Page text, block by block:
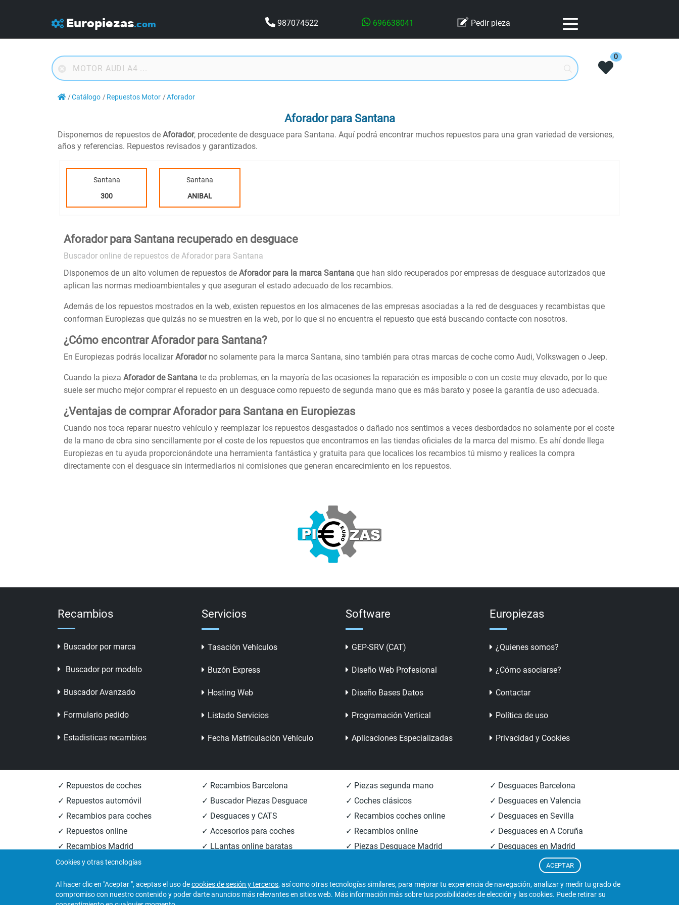
Europiezas.com 987074522 696638041 Pedir pieza
0
Catálogo Repuestos Motor Aforador
Aforadorpara Santana
Disponemos de repuestos de Aforador, procedente de desguace para Santana. Aquí podrá encontrar muchos repuestos para una gran variedad de versiones,
años y referencias. Repuestos revisados y garantizados.
Santana
300
Santana
ANIBAL
Aforador para Santana recuperado en desguace
Buscador online de repuestos de Aforador para Santana
Disponemos de un alto volumen de repuestos de Aforador para la marca Santana que han sido recuperados por empresas de desguace autorizados que
aplican las normas medioambientales y que aseguran el estado adecuado de los recambios.
Además de los repuestos mostrados en la web, existen repuestos en los almacenes de las empresas asociadas a la red de desguaces y recambistas que
conforman Europiezas que quizás no se muestren en la web, por lo que si no encuentra el repuesto que está buscando contacte con nosotros.
¿Cómo encontrar Aforador para Santana?
En Europiezas podrás localizarAforadorno solamente para la marca Santana, sino también para otras marcas de coche como Audi, Volkswagen o Jeep.
Cuando la pieza Aforador de Santana te da problemas, en la mayoría de las ocasiones la reparación es imposible o con un coste muy elevado, por lo que
suele ser mucho mejor comprar el repuesto en un desguace como repuesto de segunda mano que es más barato y posee la garantía de uso adecuada.
¿Ventajas de comprar Aforador para Santana en Europiezas
Cuando nos toca reparar nuestro vehículo y reemplazar los repuestos desgastados o dañado nos sentimos a veces desbordados no solamente por el coste
de la mano de obra sino sencillamente por el coste de los repuestos que encontramos en las tiendas oficiales de la marca del mismo. Es ahí donde llega
Europiezas en tu ayuda proporcionándote una herramienta fantástica y gratuita para que localices los recambios tú mismo y realices la compra
directamente con el desguace sin intermediarios ni comisiones que generan encarecimiento en los repuestos.
Recambios
Buscador por marca
Buscador por modelo
Buscador Avanzado
Formulario pedido
Estadisticas recambios
Servicios
Tasación Vehículos
Buzón Express
Hosting Web
Listado Servicios
Fecha Matriculación Vehículo
Software
GEP-SRV (CAT)
Diseño Web Profesional
Diseño Bases Datos
Programación Vertical
Aplicaciones Especializadas
Europiezas
¿Quienes somos?
¿Cómo asociarse?
Contactar
Política de uso
Privacidad y Cookies
✓ Repuestos de coches
✓ Repuestos automóvil
✓ Recambios para coches
✓ Repuestos online
✓ Recambios Madrid
✓ Recambios Valencia
✓ Recambios Barcelona
✓ Buscador Piezas Desguace
✓ Desguaces y CATS
✓ Accesorios para coches
✓ LLantas online baratas
✓ Piezas segunda mano
✓ Coches clásicos
✓ Recambios coches online
✓ Recambios online
✓ Piezas Desguace Madrid
✓ Desguaces Barcelona
✓ Desguaces en Valencia
✓ Desguaces en Sevilla
✓ Desguaces en A Coruña
✓ Desguaces en Madrid
✓ Informacion Desguaces
© 2026 Central Desguaces Europiezas
Cookies y otras tecnologías ACEPTAR
Al hacer clic en "Aceptar ", aceptas el uso decookies de sesión y terceros, así como otras tecnologías similares, para mejorar tu experiencia de navegación, analizar y medir tu grado de
compromiso con nuestro contenido y poder darte anuncios más relevantes en sitios web. Más información más sobre tus posibilidades de elección y las cookies. Puede retirar su